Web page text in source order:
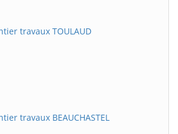
travaux TOULAUD
travaux BEAUCHASTEL